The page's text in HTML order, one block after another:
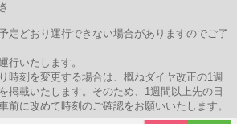
どおり運行できない場合がありますのでご了
いたします。
時刻を変更する場合は、概ねダイヤ改正の1週
掲載いたします。そのため、1週間以上先の日
前に改めて時刻のご確認をお願いいたします。